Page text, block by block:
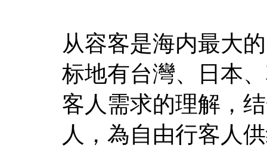
从容客是海内最大
标地有台灣、日本
客人需求的理解，
人，為自由行客人